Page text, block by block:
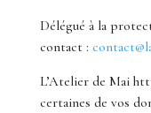
Délégué à la
contact :
L’Atelier de Mai
certaines de vos